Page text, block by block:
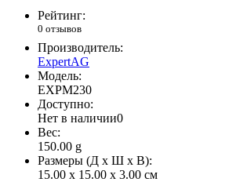
Рейтинг:
0 отзывов
Производитель:
ExpertAG
Модель:
EXPM230
Доступно:
Нет в наличии0
Вес:
150.00 g
Размеры (Д x Ш x В):
15.00 x 15.00 x 3.00 см